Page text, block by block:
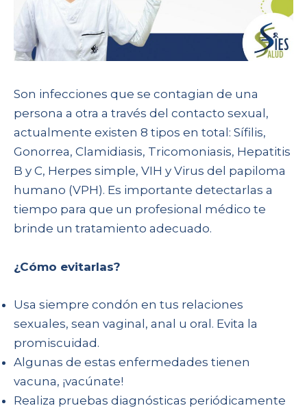
Son infecciones que se contagian de una
persona a otra a través del contacto sexual,
actualmente existen 8 tipos en total: Sífilis,
Gonorrea, Clamidiasis, Tricomoniasis, Hepatitis
B y C, Herpes simple, VIH y Virus del papiloma
humano (VPH). Es importante detectarlas a
tiempo para que un profesional médico te
brinde un tratamiento adecuado.
¿Cómo evitarlas?
Usa siempre condón en tus relaciones
sexuales, sean vaginal, anal u oral. Evita la
promiscuidad.
Algunas de estas enfermedades tienen
vacuna, ¡vacúnate!
Realiza pruebas diagnósticas periódicamente